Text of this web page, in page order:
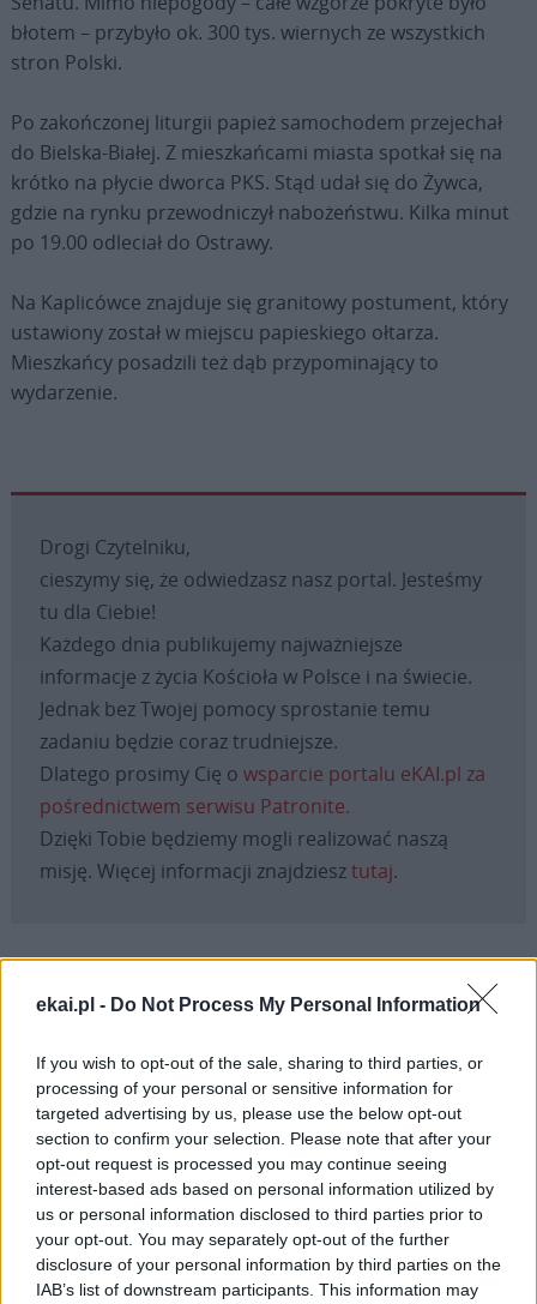
ekai.pl - Do Not Process My Personal Information
If you wish to opt-out of the sale, sharing to third parties, or
processing of your personal or sensitive information for
targeted advertising by us, please use the below opt-out
section to confirm your selection. Please note that after your
opt-out request is processed you may continue seeing
interest-based ads based on personal information utilized by
us or personal information disclosed to third parties prior to
your opt-out. You may separately opt-out of the further
disclosure of your personal information by third parties on the
IAB’s list of downstream participants. This information may
błotem – przybyło ok. 300 tys. wiernych ze wszystkich
stron Polski.
Po zakończonej liturgii papież samochodem przejechał
do Bielska-Białej. Z mieszkańcami miasta spotkał się na
krótko na płycie dworca PKS. Stąd udał się do Żywca,
gdzie na rynku przewodniczył nabożeństwu. Kilka minut
po 19.00 odleciał do Ostrawy.
Na Kaplicówce znajduje się granitowy postument, który
ustawiony został w miejscu papieskiego ołtarza.
Mieszkańcy posadzili też dąb przypominający to
wydarzenie.
Drogi Czytelniku,
cieszymy się, że odwiedzasz nasz portal. Jesteśmy
tu dla Ciebie!
Każdego dnia publikujemy najważniejsze
informacje z życia Kościoła w Polsce i na świecie.
Jednak bez Twojej pomocy sprostanie temu
zadaniu będzie coraz trudniejsze.
Dlatego prosimy Cię o wsparcie portalu eKAI.pl za
pośrednictwem serwisu Patronite.
Dzięki Tobie będziemy mogli realizować naszą
misję. Więcej informacji znajdziesztutaj.
Facebook
TwitterMessengerWhatsApp
Email Copy
Link
Print
Wersja do druku
Tagi: DIECEZJA BIELSKO-ŻYWIECKA SKOCZÓW
ŚW. JAN PAWEŁ II